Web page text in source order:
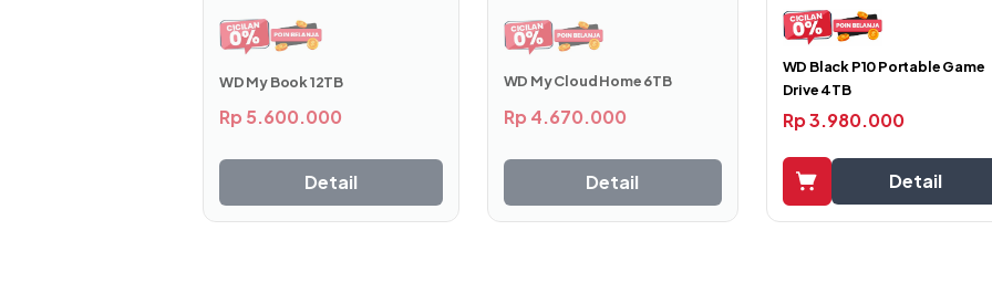
Meski performanya unggul, di sisi lain perangkat ini juga mampu memberikan konsumsi daya aktif
khawatir baterai habis dan sering mengisi ulang. Sangat cocok untuk penggunaan lapangan dan
Performa Unggulan
WD My Book 12TB
Rp 5.600.000
Detail
WD My Cloud Home 6TB
Rp 4.670.000
Detail
WD Black P10 Portable Game
Drive 4TB
Rp3.980.000
Detail